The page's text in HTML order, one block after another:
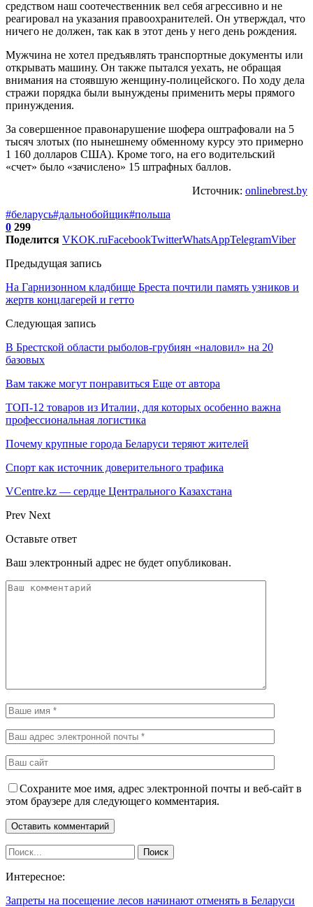
средством наш соотечественник вел себя агрессивно и не
реагировал на указания правоохранителей. Он утверждал, что
ничего не должен, так как в этот день у него день рождения.
Мужчина не хотел предъявлять транспортные документы или
открывать машину. Он также пытался уехать, не обращая
внимания на стоявшую женщину-полицейского. По ходу дела
стражи порядка были вынуждены применить меры прямого
принуждения.
За совершенное правонарушение шофера оштрафовали на 5
тысяч злотых (по нынешнему обменному курсу это примерно
1 160 долларов США). Кроме того, на его водительский
«счет» было «зачислено» 15 штрафных баллов.
Источник: onlinebrest.by
#беларусь#дальнобойщик#польша
0 299
Поделится VKOK.ruFacebookTwitterWhatsAppTelegramViber
Предыдущая запись
На Гарнизонном кладбище Бреста почтили память узников и
жертв концлагерей и гетто
Следующая запись
В Брестской области рыболов-грубиян «наловил» на 20
базовых
Вам также могут понравиться Еще от автора
ТОП-12 товаров из Италии, для которых особенно важна
профессиональная логистика
Почему крупные города Беларуси теряют жителей
Спорт как источник доверительного трафика
VCentre.kz — сердце Центрального Казахстана
Prev Next
Оставьте ответ
Ваш электронный адрес не будет опубликован.
Сохраните мое имя, адрес электронной почты и веб-сайт в
этом браузере для следующего комментария.
Интересное:
Запреты на посещение лесов начинают отменять в Беларуси